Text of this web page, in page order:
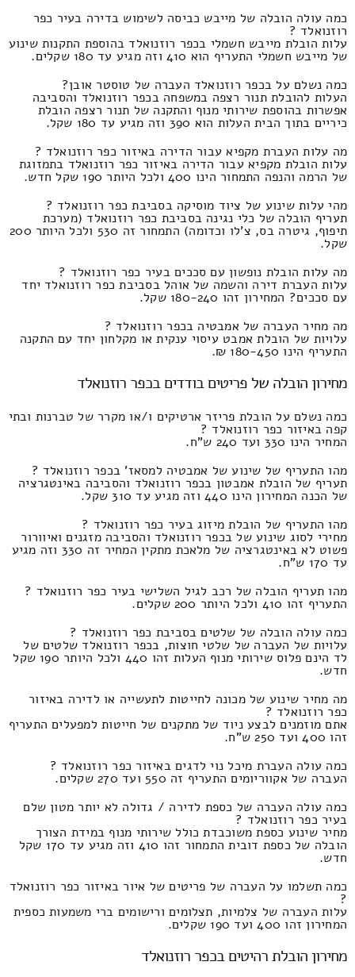
כמה עולה הובלה של מייבש כביסה לשימוש בדירה בעיר כפר
רוזנואלד ?
עלות הובלת מייבש חשמלי בכפר רוזנואלד בהוספת התקנות שינוע
של מייבש חשמלי התעריף הוא 410 וזה מגיע עד 180 שקלים.
כמה נשלם על בכפר רוזנואלד העברה של טוסטר אובן?
העלות להובלת תנור רצפה במשפחה בכפר רוזנואלד והסביבה
אפשרות בהוספת שירותי מנוף והתקנה של תנור רצפה הובלת
כיריים בתוך הבית העלות הוא 390 וזה מגיע עד 180 שקל.
מה עלות העברת מקפיא עבור הדירה באיזור כפר רוזנואלד ?
עלות הובלת מקפיא עבור הדירה באיזור כפר רוזנואלד בתמזוגת
של הרמה והנפה התמחור הינו 400 ולכל היותר 190 שקל חדש.
מהי עלות שינוע של ציוד מוסיקה בסביבת כפר רוזנואלד ?
תעריף הובלה של כלי נגינה בסביבת כפר רוזנואלד (מערכת
תיפוף, גיטרה בס, צ'לו וכדומה) התמחור זה 530 ולכל היותר 200
שקל.
מה עלות הובלת נופשון עם סככים בעיר כפר רוזנואלד ?
עלות העברת דירה והשמה של אוהל בסביבת כפר רוזנואלד יחד
עם סככים? המחירון זהו 180-240 שקל.
מה מחיר העברה של אמבטיה בכפר רוזנואלד ?
עלויות של הובלת אמבט עיסוי ענקית או מקלחון יחד עם התקנה
התעריף הינו 180-450 ₪.
מחירון הובלה של פריטים בודדים בכפר רוזנואלד
כמה נשלם על הובלת פריזר ארטיקים ו/או מקרר של טברנות ובתי
קפה באיזור כפר רוזנואלד ?
המחיר הינו 330 ועד 240 ש"ח.
מהו התעריף של שינוע של אמבטיה למסאז' בכפר רוזנואלד ?
תעריף של הובלת אמבטון בכפר רוזנואלד והסביבה באינטגרציה
של הכנה המחירון הינו 440 וזה מגיע עד 310 שקל.
מהו התעריף של הובלת מיזוג בעיר כפר רוזנואלד ?
מחירי לסוג שינוע של בכפר רוזנואלד והסביבה מזגנים ואיוורור
פשוט לא באינטגרציה של מלאכת מתקין המחיר זה 330 וזה מגיע
עד 170 ש"ח.
מהו תעריף הובלה של רכב לגיל השלישי בעיר כפר רוזנואלד ?
התעריף זהו 410 ולכל היותר 200 שקלים.
כמה עולה הובלה של שלטים בסביבת כפר רוזנואלד ?
עלויות של העברה של שלטי חוצות, בכפר רוזנואלד שלטים של
לד הינם פלוס שירותי מנוף העלות זהו 440 ולכל היותר 190 שקל
חדש.
מה מחיר שינוע של מכונה לחייטות לתעשייה או לדירה באיזור
כפר רוזנואלד ?
אתם מוזמנים לבצע ניוד של מתקנים של חייטות למפעלים התעריף
זהו 400 ועד 250 ש"ח.
כמה עולה העברת מיכל נוי לדגים באיזור כפר רוזנואלד ?
העברה של אקווריומים התעריף זה 550 ועד 270 שקלים.
כמה עולה העברה של כספת לדירה / גדולה לא יותר מטון שלם
בעיר כפר רוזנואלד ?
מחיר שינוע כספת משוכבדת כולל שירותי מנוף במידת הצורך
הובלה של כספת דובית התמחור זהו 410 וזה מגיע עד 170 שקל
חדש.
כמה תשלמו על העברה של פריטים של איור באיזור כפר רוזנואלד
?
עלות העברה של צלמיות, תצלומים ורישומים ברי משמעות כספית
המחירון זהו 400 ועד 190 שקלים.
מחירון הובלת רהיטים בכפר רוזנואלד